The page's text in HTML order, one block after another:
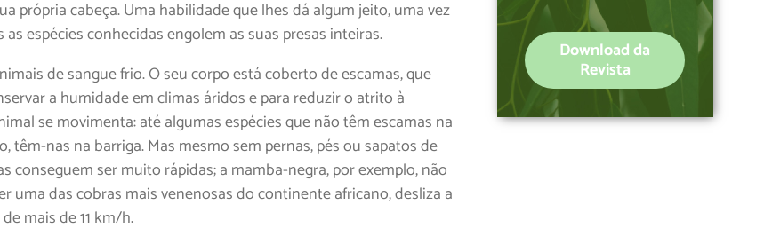
própria cabeça. Uma habilidade que lhes dá algum jeito, uma vez
espécies conhecidas engolem as suas presas inteiras.
de sangue frio. O seu corpo está coberto de escamas, que
a humidade em climas áridos e para reduzir o atrito à
se movimenta: até algumas espécies que não têm escamas na
têm-nas na barriga. Mas mesmo sem pernas, pés ou sapatos de
conseguem ser muito rápidas; a mamba-negra, por exemplo, não
uma das cobras mais venenosas do continente africano, desliza a
mais de 11 km/h.
Download da
Revista